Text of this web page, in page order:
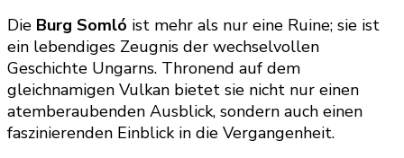
Die Burg Somló ist mehr als nur eine Ruine; sie ist
ein lebendiges Zeugnis der wechselvollen
Geschichte Ungarns. Thronend auf dem
gleichnamigen Vulkan bietet sie nicht nur einen
atemberaubenden Ausblick, sondern auch einen
faszinierenden Einblick in die Vergangenheit.